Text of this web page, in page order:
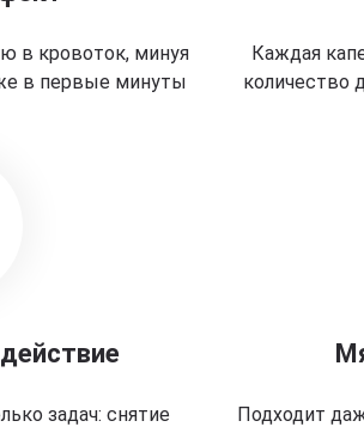
в кровоток, минуя
в первые минуты
Каждая
количество
задач: снятие
Подходит